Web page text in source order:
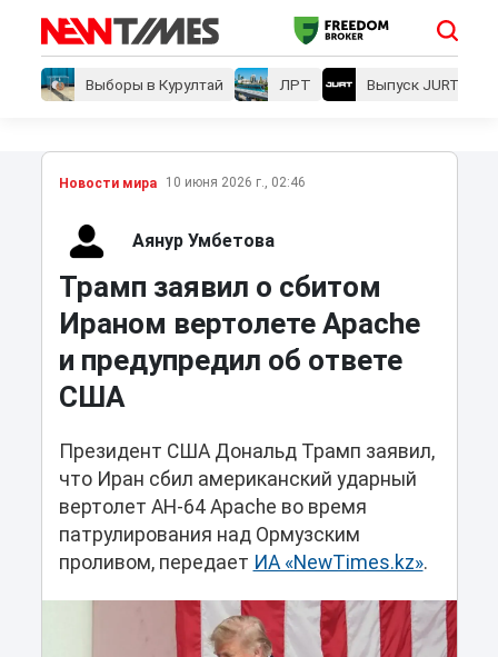
Выборы в Курултай ЛРТ Выпуск JURT
Новости мира 10 июня 2026 г., 02:46
Аянур Умбетова
Трамп заявил о сбитом
Ираном вертолете Apache
и предупредил об ответе
США
Президент США Дональд Трамп заявил,
что Иран сбил американский ударный
вертолет AH-64 Apache во время
патрулирования над Ормузским
проливом, передает ИА «NewTimes.kz».